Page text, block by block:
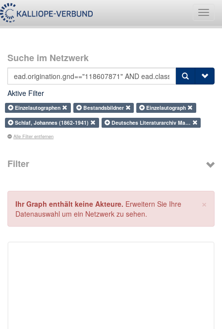
Suche im Netzwerk
Aktive Filter
Einzelautographen Bestandsbildner
Einzelautograph
Schlaf, Johannes (1862-1941)
Deutsches Literaturarchiv Ma…
Alle Filter entfernen
Filter
×
Ihr Graph enthält keine Akteure. Erweitern Sie Ihre
Datenauswahl um ein Netzwerk zu sehen.